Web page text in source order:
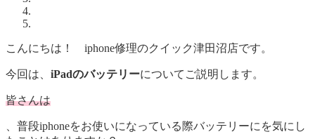
こんにちは！ iphone修理のクイック津田沼店です。
今回は、 iPadのバッテリーについてご説明します。
皆さんは
、普段iphoneをお使いになっている際バッテリーにを気にし